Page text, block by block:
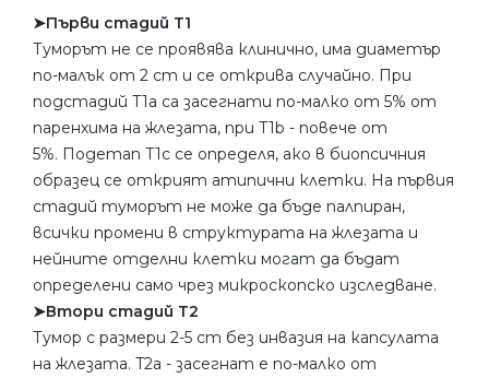
➤Първи стадий Т1
Туморът не се проявява клинично, има диаметър
по-малък от 2 cm и се открива случайно. При
подстадий Т1а са засегнати по-малко от 5% от
паренхима на жлезата, при Т1b - повече от
5%. Подетап T1c се определя, ако в биопсичния
образец се открият атипични клетки. На първия
стадий туморът не може да бъде палпиран,
всички промени в структурата на жлезата и
нейните отделни клетки могат да бъдат
определени само чрез микроскопско изследване.
➤Втори стадий Т2
Тумор с размери 2-5 cm без инвазия на капсулата
на жлезата. T2a - засегнат е по-малко от